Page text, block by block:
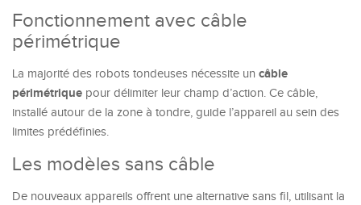
Fonctionnement avec câble
périmétrique
La majorité des robots tondeuses nécessite un câble
périmétrique pour délimiter leur champ d’action. Ce câble,
installé autour de la zone à tondre, guide l’appareil au sein des
limites prédéfinies.
Les modèles sans câble
De nouveaux appareils offrent une alternative sans fil, utilisant la